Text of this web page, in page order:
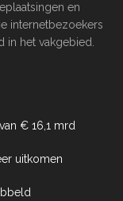
en
internetbezoekers
het vakgebied.
€ 16,1 mrd
uitkomen